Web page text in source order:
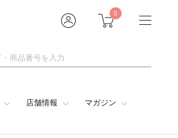
0
店舗情報 マガジン